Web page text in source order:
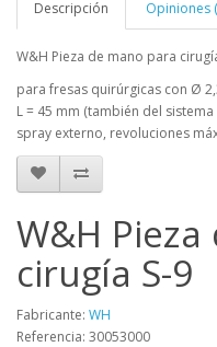
Descripción Opiniones
W&H Pieza de mano para
para fresas quirúrgicas con Ø
L = 45 mm (también del sistema
spray externo, revoluciones
W&H
cirugía S-9
Fabricante: WH
Referencia: 30053000